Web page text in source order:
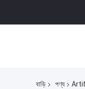
বাড়ি পণ্য